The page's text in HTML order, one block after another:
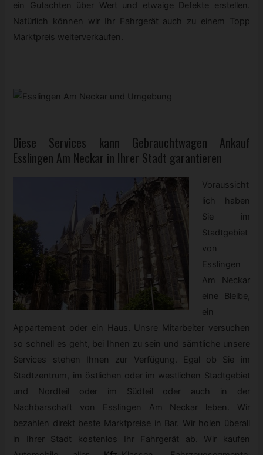
ein Gutachten über Wert und etwaige Defekte erstellen.
Natürlich können wir Ihr Fahrgerät auch zu einem Topp
Marktpreis weiterverkaufen.
Diese Services kann Gebrauchtwagen Ankauf
Esslingen Am Neckar in Ihrer Stadt garantieren
Voraussicht
lich haben
Sie im
Stadtgebiet
von
Esslingen
Am Neckar
eine Bleibe,
ein
Appartement oder ein Haus. Unsre Mitarbeiter versuchen
so schnell es geht, bei Ihnen zu sein und sämtliche unsere
Services stehen Ihnen zur Verfügung. Egal ob Sie im
Stadtzentrum, im östlichen oder im westlichen Stadtgebiet
und Nordteil oder im Südteil oder auch in der
Nachbarschaft von Esslingen Am Neckar leben. Wir
bezahlen direkt beste Marktpreise in Bar. Wir holen überall
in Ihrer Stadt kostenlos Ihr Fahrgerät ab. Wir kaufen